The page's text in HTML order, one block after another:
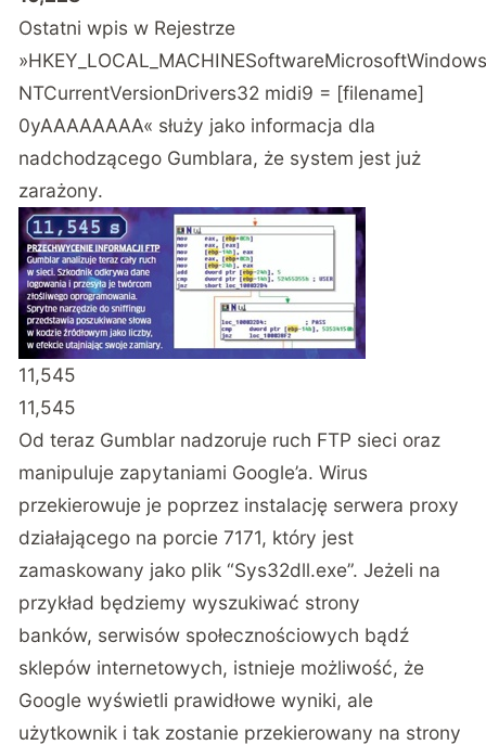
Ostatni wpis w Rejestrze
NTCurrentVersionDrivers32 midi9 = [filename]
0yAAAAAAAA« służy jako informacja dla
nadchodzącego Gumblara, że system jest już
zarażony.
11,545
11,545
Od teraz Gumblar nadzoruje ruch FTP sieci oraz
manipuluje zapytaniami Google’a. Wirus
przekierowuje je poprzez instalację serwera proxy
działającego na porcie 7171, który jest
zamaskowany jako plik “Sys32dll.exe”. Jeżeli na
przykład będziemy wyszukiwać strony
banków, serwisów społecznościowych bądź
sklepów internetowych, istnieje możliwość, że
Google wyświetli prawidłowe wyniki, ale
użytkownik i tak zostanie przekierowany na strony